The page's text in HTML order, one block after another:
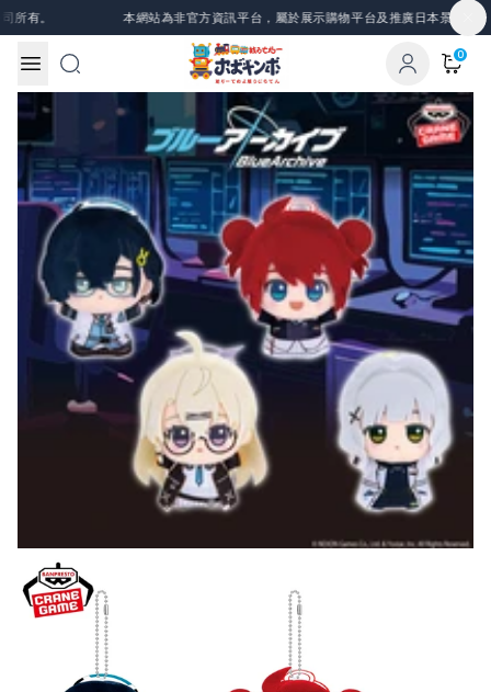
Skip to content
有。 本網站為非官方資訊平台，屬於展示購物平台及推廣日本景品、一
0